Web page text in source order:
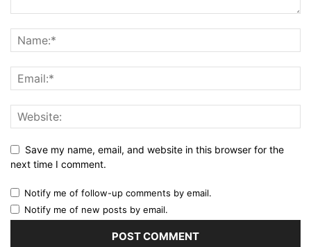
Save my name, email, and website in this browser for the
next time I comment.
Notify me of follow-up comments by email.
Notify me of new posts by email.